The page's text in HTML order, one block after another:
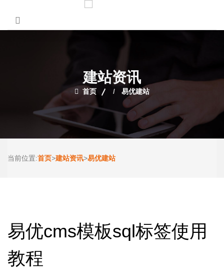
建站资讯
首页 易优建站
当前位置:首页>建站资讯>易优建站
易优cms模板sql标签使用
教程